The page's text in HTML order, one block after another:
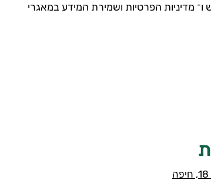
ו־ מדיניות הפרטיות ושמירת המידע במאגרי